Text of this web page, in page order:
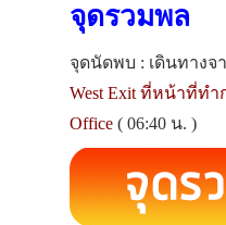
จุดรวมพล
จุดนัดพบ : เดินทางจ
West Exit ที่หน้าที่ทำ
Office ( 06:40 น. )